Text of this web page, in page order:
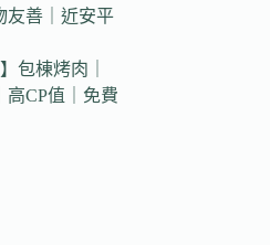
友善｜近安平
包棟烤肉｜
高CP值｜免費